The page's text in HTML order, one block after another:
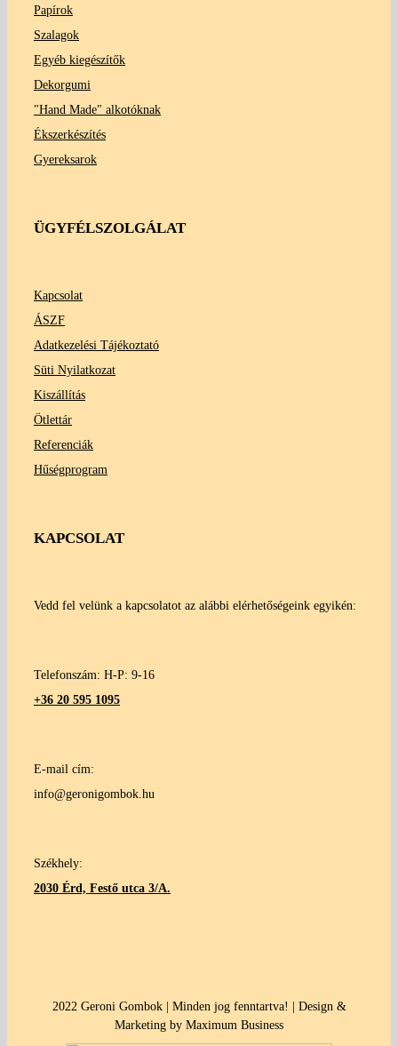
Papírok
Szalagok
Egyéb kiegészítők
Dekorgumi
"Hand Made" alkotóknak
Ékszerkészítés
Gyereksarok
ÜGYFÉLSZOLGÁLAT
Kapcsolat
ÁSZF
Adatkezelési Tájékoztató
Süti Nyilatkozat
Kiszállítás
Ötlettár
Referenciák
Hűségprogram
KAPCSOLAT
Vedd fel velünk a kapcsolatot az alábbi elérhetőségeink egyikén:
Telefonszám: H-P: 9-16
+36 20 595 1095
E-mail cím:
info@geronigombok.hu
Székhely:
2030 Érd, Festő utca 3/A.
2022 Geroni Gombok | Minden jog fenntartva! | Design &
Marketing by Maximum Business